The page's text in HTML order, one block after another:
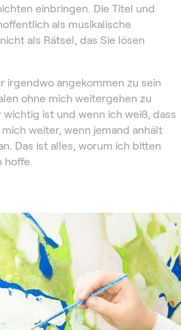
einbringen. Die Titel und
als musikalische
als Rätsel, das Sie lösen
irgendwo angekommen zu sein
ohne mich weitergehen zu
wichtig ist und wenn ich weiß, dass
weiter, wenn jemand anhält
Das ist alles, worum ich bitten